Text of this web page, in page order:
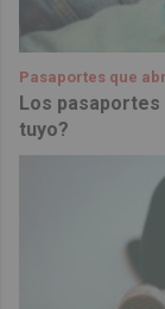
Pasaportes que
Los
tuyo?